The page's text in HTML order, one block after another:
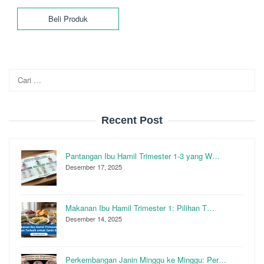
adalah:
Rp250.000.
ini
Rp200.000.
Beli Produk
untuk:
Recent Post
Pantangan Ibu Hamil Trimester 1-3 yang W…
Desember 17, 2025
Makanan Ibu Hamil Trimester 1: Pilihan T…
Desember 14, 2025
Perkembangan Janin Minggu ke Minggu: Per…